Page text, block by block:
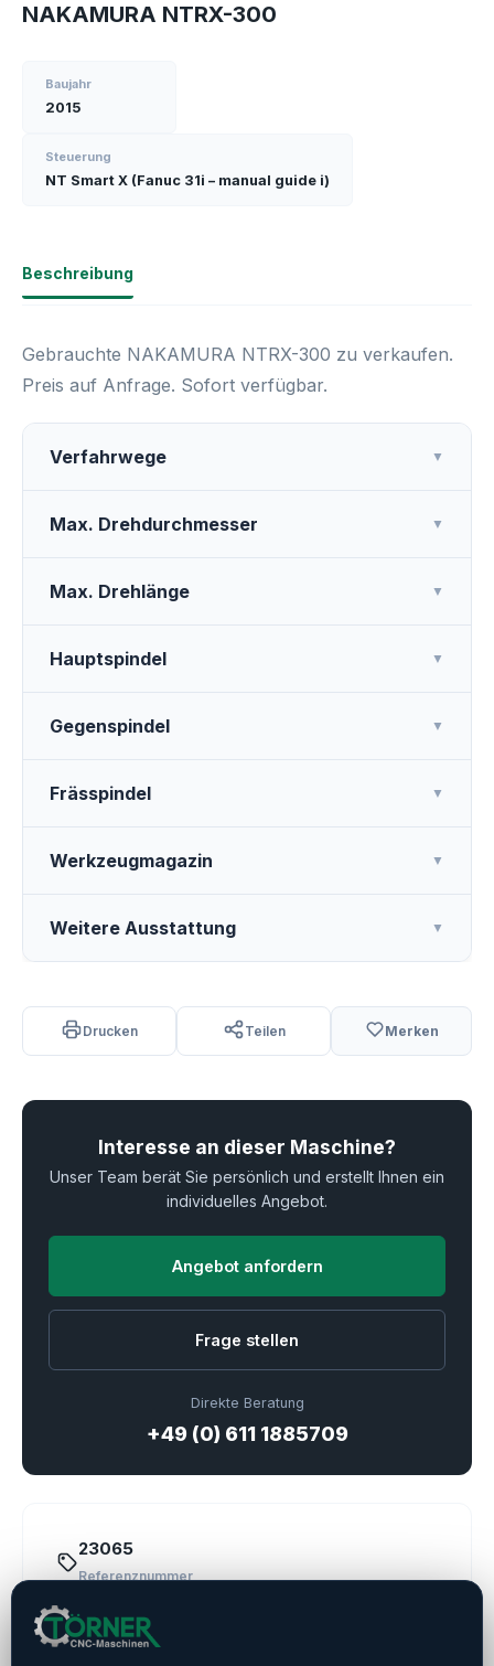
NAKAMURA NTRX-300
Baujahr
2015
Steuerung
NT Smart X (Fanuc 31i – manual guide i)
Beschreibung
Gebrauchte NAKAMURA NTRX-300 zu verkaufen.
Preis auf Anfrage. Sofort verfügbar.
Verfahrwege ▼
Max. Drehdurchmesser ▼
Max. Drehlänge ▼
Hauptspindel ▼
Gegenspindel ▼
Frässpindel ▼
Werkzeugmagazin ▼
Weitere Ausstattung ▼
Drucken Teilen Merken
Interesse an dieser Maschine?
Unser Team berät Sie persönlich und erstellt Ihnen ein
individuelles Angebot.
Angebot anfordern
Frage stellen
Direkte Beratung
+49 (0) 611 1885709
23065
Referenznummer
Nakamura
Hersteller